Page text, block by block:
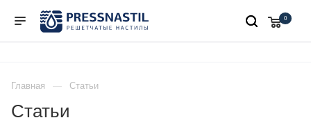
0
Главная Статьи
Статьи